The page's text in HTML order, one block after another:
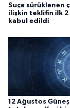
Suça sürüklenen
ilişkin teklifin ilk 2
kabul edildi
12 Ağustos Güneş